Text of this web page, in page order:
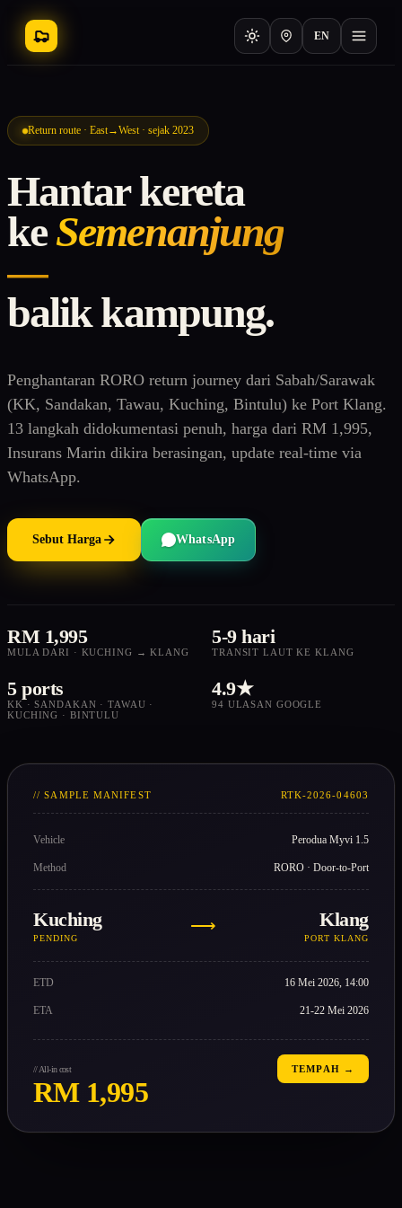
EN
Return route · East→West · sejak 2023
Hantar kereta
keSemenanjung
—
balik kampung.
Penghantaran RORO return journey dari Sabah/Sarawak
(KK, Sandakan, Tawau, Kuching, Bintulu) ke Port Klang.
13 langkah didokumentasi penuh, harga dari RM 1,995,
Insurans Marin dikira berasingan, update real-time via
WhatsApp.
Sebut Harga WhatsApp
RM 1,995
MULA DARI · KUCHING → KLANG
5-9 hari
TRANSIT LAUT KE KLANG
5 ports
KK · SANDAKAN · TAWAU ·
KUCHING · BINTULU
4.9★
94 ULASAN GOOGLE
// SAMPLE MANIFEST RTK-2026-04603
Vehicle Perodua Myvi 1.5
Method RORO · Door-to-Port
Kuching
PENDING
⟶ Klang
PORT KLANG
ETD 16 Mei 2026, 14:00
ETA 21-22 Mei 2026
// All-in cost
RM 1,995
TEMPAH →